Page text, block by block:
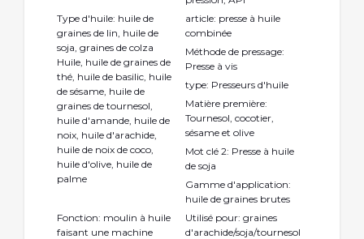
Type d'huile: huile de
graines de lin, huile de
soja, graines de colza
Huile, huile de graines de
thé, huile de basilic, huile
de sésame, huile de
graines de tournesol,
huile d'amande, huile de
noix, huile d'arachide,
huile de noix de coco,
huile d'olive, huile de
palme
article: presse à huile
combinée
Méthode de pressage:
Presse à vis
type: Presseurs d'huile
Matière première:
Tournesol, cocotier,
sésame et olive
Mot clé 2: Presse à huile
de soja
Gamme d'application:
huile de graines brutes
Fonction: moulin à huile
faisant une machine
Utilisé pour: graines
d'arachide/soja/tournesol